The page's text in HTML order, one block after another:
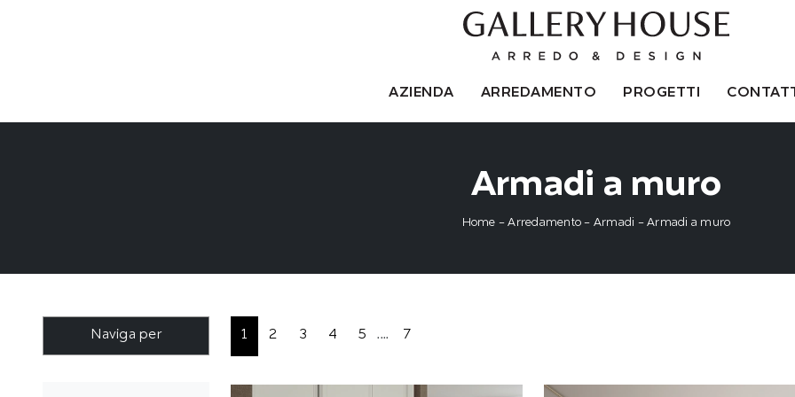
AZIENDA ARREDAMENTO PROGETTI
Armadi a muro
Home -Arredamento - Armadi -Armadi a muro
1 2 3 4 5 .... 7
Naviga per